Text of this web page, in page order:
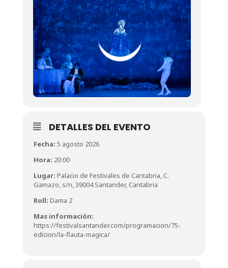
DETALLES DEL EVENTO
Fecha: 5 agosto 2026
Hora: 20:00
Lugar: Palacio de Festivales de Cantabria,C.
Gamazo, s/n, 39004 Santander, Cantabria
Roll: Dama 2
Mas información:
https://festivalsantander.com/programacion/75-
edicion/la-flauta-magica/